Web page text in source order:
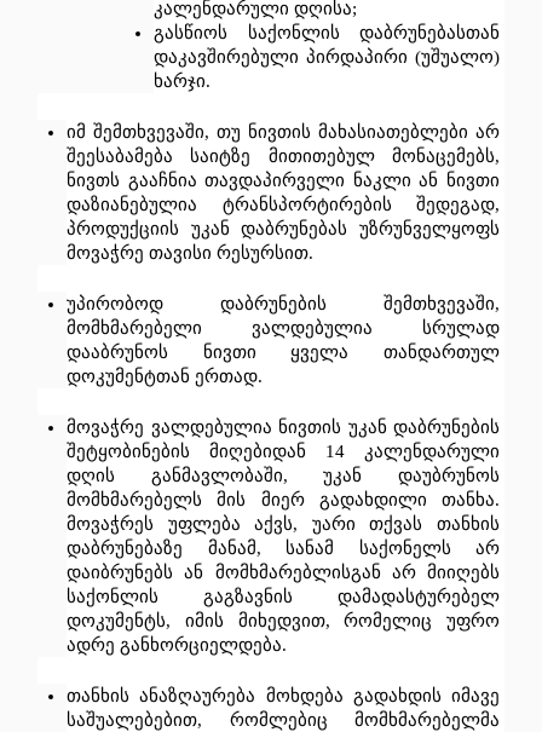
კალენდარული დღისა;
გასწიოს
საქონლის
დაბრუნებასთან
დაკავშირებული პირდაპირი (უშუალო
ხარჯი.
იმ შემთხვევაში, თუ ნივთის მახასიათებლები არ
შეესაბამება
საიტზე მითითებულ მონაცემებს
ნივთს გააჩნია თავდაპირველი ნაკლი ან ნივთი
დაზიანებულია
ტრანსპორტირების შედეგად
პროდუქციის
უკან დაბრუნებას
უზრუნველყოფს
მოვაჭრე თავისი რესურსით.
უპირობოდ დაბრუნების შემთხვევაში
მომხმარებელი
ვალდებულია
სრულად
დააბრუნოს
ნივთი ყველა
თანდართულ
დოკუმენტთან ერთად.
მოვაჭრე ვალდებულია ნივთის უკან დაბრუნების
შეტყობინების
მიღებიდან 14 კალენდარული
დღის
განმავლობაში, უკან
დაუბრუნოს
მომხმარებელს
მის მიერ გადახდილი თანხა
მოვაჭრეს
უფლება აქვს, უარი თქვას
თანხის
დაბრუნებაზე
მანამ, სანამ საქონელს
არ
დაიბრუნებს
ან მომხმარებლისგან არ მიიღებს
საქონლის
გაგზავნის
დამადასტურებელ
დოკუმენტს, იმის მიხედვით, რომელიც
უფრო
ადრე განხორციელდება.
თანხის ანაზღაურება მოხდება გადახდის იმავე
საშუალებებით, რომლებიც
მომხმარებელმა